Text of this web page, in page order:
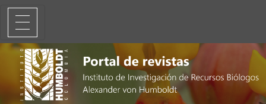
Vol. 23 Núm. 2 (2022)